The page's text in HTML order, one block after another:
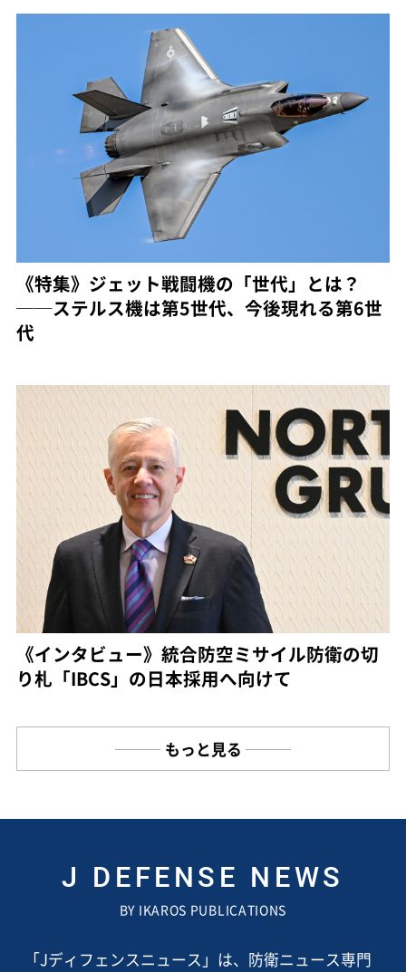
《特集》ジェット戦闘機の「世代」とは？
──ステルス機は第5世代、今後現れる第6世
代
《インタビュー》統合防空ミサイル防衛の切
り札「IBCS」の日本採用へ向けて
もっと見る
J DEFENSE NEWS
BY IKAROS PUBLICATIONS
「Jディフェンスニュース」は、防衛ニュース専門